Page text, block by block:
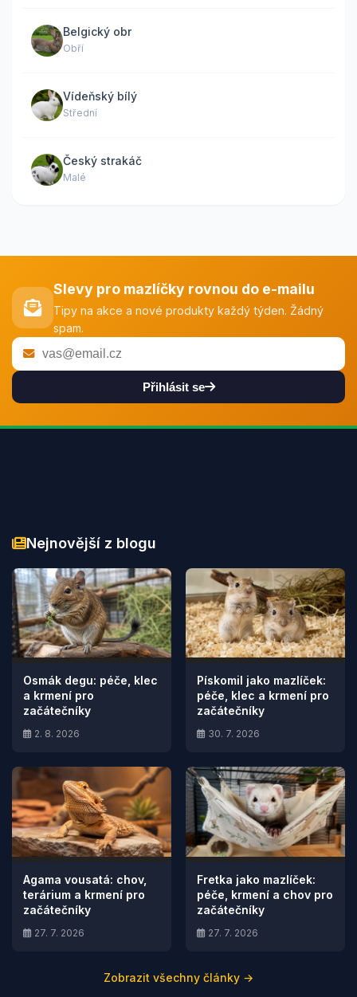
Belgický obr
Obří
Vídeňský bílý
Střední
Český strakáč
Malé
Slevy pro mazlíčky rovnou do e-mailu
Tipy na akce a nové produkty každý týden. Žádný
spam.
Přihlásit se
Nejnovější z blogu
Osmák degu: péče, klec
a krmení pro
začátečníky
2. 8. 2026
Pískomil jako mazlíček:
péče, klec a krmení pro
začátečníky
30. 7. 2026
Agama vousatá: chov,
terárium a krmení pro
začátečníky
27. 7. 2026
Fretka jako mazlíček:
péče, krmení a chov pro
začátečníky
27. 7. 2026
Zobrazit všechny články →